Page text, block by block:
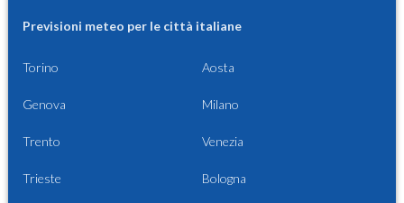
Previsioni meteo per le città italiane
Torino Aosta
Genova Milano
Trento Venezia
Trieste Bologna